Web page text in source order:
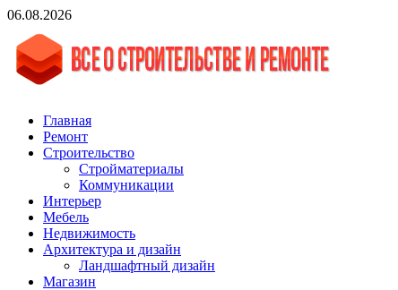
Skip
content
06.08.2026
vgasa.ru
Строительный журнал. Всё о строительстве и ремонтах
Главная
Ремонт
Строительство
Стройматериалы
Коммуникации
Интерьер
Мебель
Недвижимость
Архитектура и дизайн
Ландшафтный дизайн
Магазин